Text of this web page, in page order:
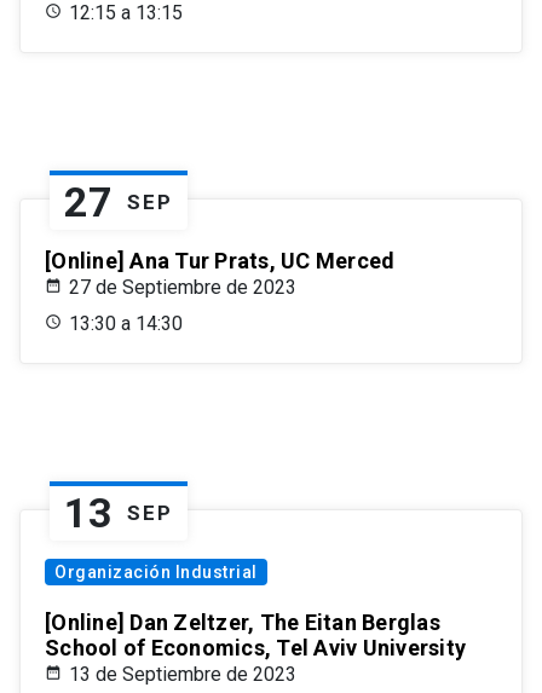
12:15 a 13:15
27 SEP
[Online] Ana Tur Prats, UC Merced
27 de Septiembre de 2023
13:30 a 14:30
13 SEP
Organización Industrial
[Online] Dan Zeltzer, The Eitan Berglas
School of Economics, Tel Aviv University
13 de Septiembre de 2023